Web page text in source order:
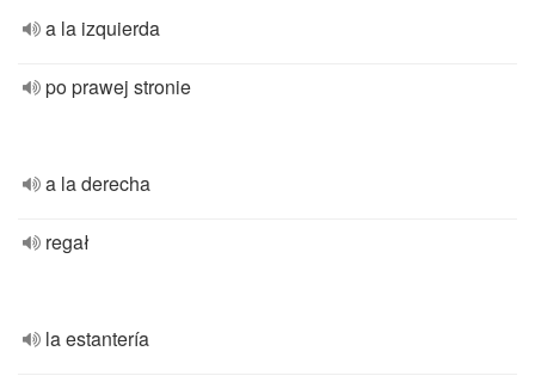
a la izquierda
po prawej stronie
a la derecha
regał
la estantería